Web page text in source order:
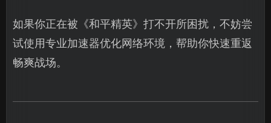
如果你正在被《和平精英》打不开所困扰，不妨尝
试使用专业加速器优化网络环境，帮助你快速重返
畅爽战场。